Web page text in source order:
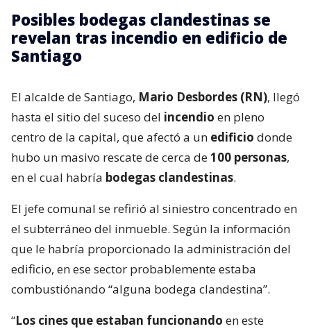
Posibles bodegas clandestinas se
revelan tras incendio en edificio de
Santiago
El alcalde de Santiago, Mario Desbordes (RN), llegó
hasta el sitio del suceso del incendio en pleno
centro de la capital, que afectó a un edificio donde
hubo un masivo rescate de cerca de100 personas,
en el cual habría bodegas clandestinas.
El jefe comunal se refirió al siniestro concentrado en
el subterráneo del inmueble. Según la información
que le habría proporcionado la administración del
edificio, en ese sector probablemente estaba
combustiónando “alguna bodega clandestina”.
“Los cines que estaban funcionando en este